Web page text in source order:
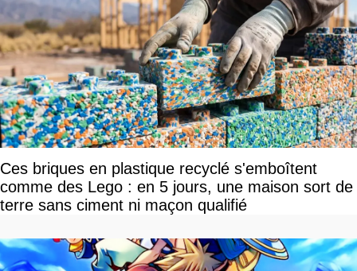
Ces briques en plastique recyclé s'emboîtent
comme des Lego : en 5 jours, une maison sort de
terre sans ciment ni maçon qualifié